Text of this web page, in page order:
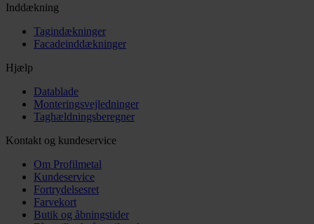
Inddækning
Tagindækninger
Facadeinddækninger
Hjælp
Datablade
Monteringsvejledninger
Taghældningsberegner
Kontakt og kundeservice
Om Profilmetal
Kundeservice
Fortrydelsesret
Farvekort
Butik og åbningstider